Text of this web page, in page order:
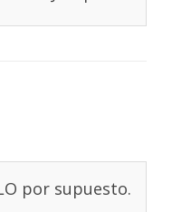
por supuesto.